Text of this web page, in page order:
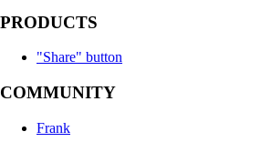
PRODUCTS
"Share" button
COMMUNITY
Frank